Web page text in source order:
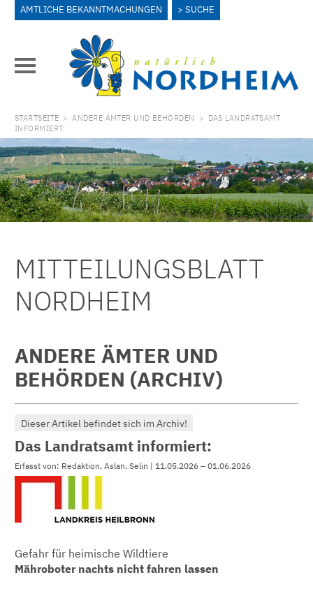
AMTLICHE BEKANNTMACHUNGEN SUCHE
STARTSEITE > ANDERE ÄMTER UND BEHÖRDEN > DAS LANDRATSAMT
INFORMIERT:
MITTEILUNGSBLATT
NORDHEIM
ANDERE ÄMTER UND
BEHÖRDEN (ARCHIV)
Dieser Artikel befindet sich im Archiv!
Das Landratsamt informiert:
Erfasst von: Redaktion, Aslan, Selin | 11.05.2026 – 01.06.2026
Gefahr für heimische Wildtiere
Mähroboter nachts nicht fahren lassen